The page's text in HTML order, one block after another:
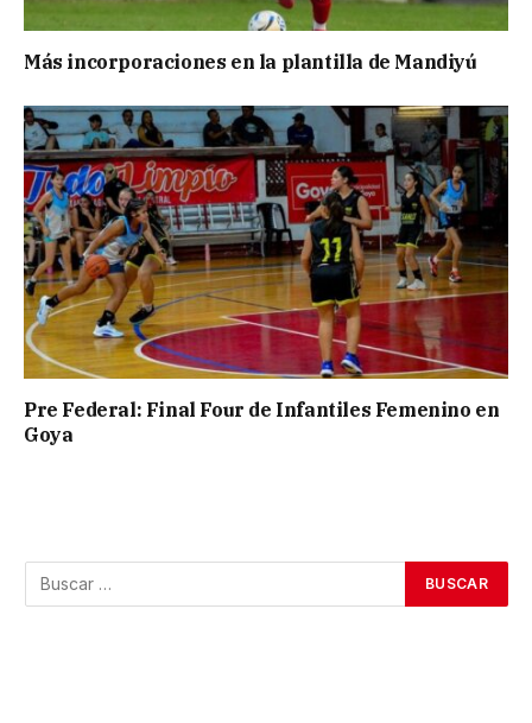
Más incorporaciones en la plantilla de Mandiyú
Pre Federal: Final Four de Infantiles Femenino en
Goya